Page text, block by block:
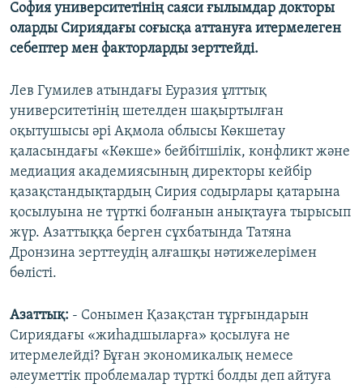
София университетінің саяси ғылымдар докторы
оларды Сириядағы соғысқа аттануға итермелеген
себептер мен факторларды зерттейді.
Лев Гумилев атындағы Еуразия ұлттық
университетінің шетелден шақыртылған
оқытушысы әрі Ақмола облысы Көкшетау
қаласындағы «Көкше» бейбітшілік, конфликт және
медиация академиясының директоры кейбір
қазақстандықтардың Сирия содырлары қатарына
қосылуына не түрткі болғанын анықтауға тырысып
жүр. Азаттыққа берген сұхбатында Татяна
Дронзина зерттеудің алғашқы нәтижелерімен
бөлісті.
Азаттық: - Сонымен Қазақстан тұрғындарын
Сириядағы «жиһадшыларға» қосылуға не
итермелейді? Бұған экономикалық немесе
әлеуметтік проблемалар түрткі болды деп айтуға